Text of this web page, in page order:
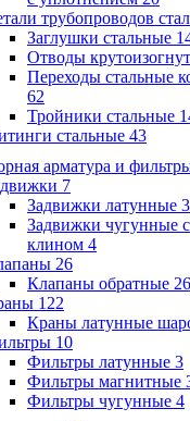
трубопроводов
Заглушки стальные
Отводы
Переходы стальные
62
Тройники стальные
стальные 43
арматура и
7
Задвижки латунные 3
Задвижки чугунные
клином 4
26
Клапаны обратные 26
122
Краны латунные
10
Фильтры латунные 3
Фильтры магнитные
Фильтры чугунные 4